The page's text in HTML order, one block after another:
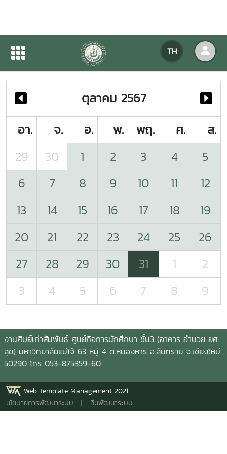
TH
ปฏิทินกิจกรรมของหน่วยงาน
ปฏิทินกิจกรรมของหน่วยงาน
ตุลาคม 2567
อา.
จ. อ. พ. พฤ. ศ.
ส.
29
30 1 2 3 4
5
6
7 8 9 10 11
12
13
14 15 16 17 18
19
20
21 22 23 24 25
26
27
28 29 30 31 1
2
3
4 5 6 7 8 9
งานศิษย์เก่าสัมพันธ์ ศูนย์กิจการนักศึกษา ชั้น3 (อาคาร อำนวย ยศ
สุข) มหาวิทยาลัยแม่โจ้ 63 หมู่ 4 ต.หนองหาร อ.สันทราย จ.เชียงใหม่
50290 โทร 053-875359-60
Web Template Management 2021
นโยบายการพัฒนาระบบ | ทีมพัฒนาระบบ